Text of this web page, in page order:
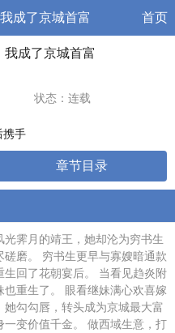
成了京城首富 首页
成了京城首富
状态：连载
携手
章节目录
光霁月的靖王，她却沦为穷书生
磨。 穷书生更早与寡嫂暗通款
回了花朝宴后。 当看见趋炎附
重生了。 眼看继妹满心欢喜嫁
勾勾唇，转头成为京城最大富
变价值千金。 做西域生意，打